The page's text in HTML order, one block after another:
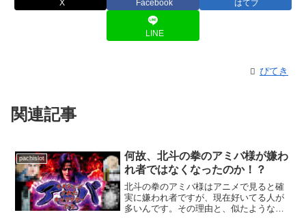
X Facebook はてブ
LINE
ぴてき
関連記事
pachislot
何故、北斗の拳のアミバ様が嫌わ
れ者ではなくなったのか！？
北斗の拳のアミバ様はアニメで見ると確
実に嫌われ者ですが、現在好いてる人が
多いんです。その理由と、似たようなキ